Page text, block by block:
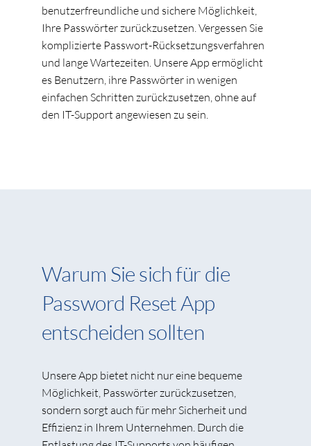
benutzerfreundliche und sichere Möglichkeit,
Ihre Passwörter zurückzusetzen. Vergessen Sie
komplizierte Passwort-Rücksetzungsverfahren
und lange Wartezeiten. Unsere App ermöglicht
es Benutzern, ihre Passwörter in wenigen
einfachen Schritten zurückzusetzen, ohne auf
den IT-Support angewiesen zu sein.
Warum Sie sich für die
Password Reset App
entscheiden sollten
Unsere App bietet nicht nur eine bequeme
Möglichkeit, Passwörter zurückzusetzen,
sondern sorgt auch für mehr Sicherheit und
Effizienz in Ihrem Unternehmen. Durch die